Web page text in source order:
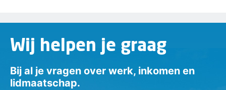
Wij helpen je graag
Bij al je vragen over werk, inkomen en
lidmaatschap.